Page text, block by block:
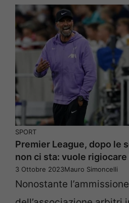
SPORT
Premier League, dopo le
non ci sta: vuole
3 Ottobre 2023Mauro Simoncelli
Nonostante